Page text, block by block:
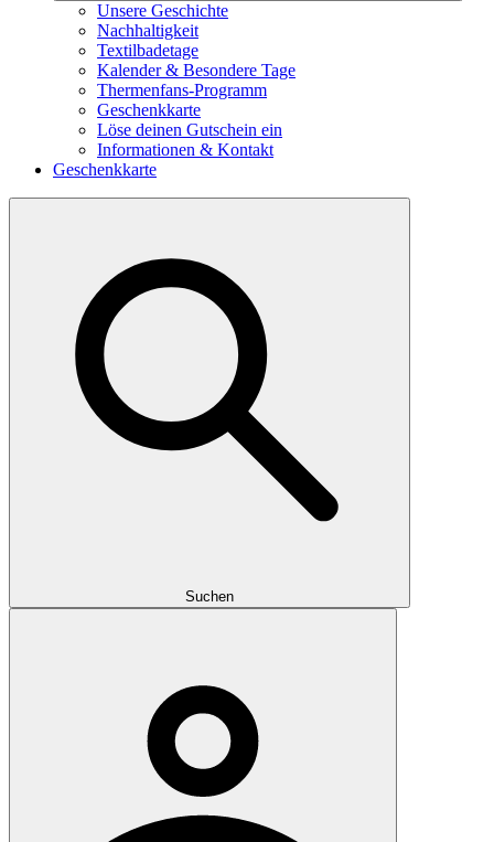
Unsere Geschichte
Nachhaltigkeit
Textilbadetage
Kalender & Besondere Tage
Thermenfans-Programm
Geschenkkarte
Löse deinen Gutschein ein
Informationen & Kontakt
Geschenkkarte
Suchen